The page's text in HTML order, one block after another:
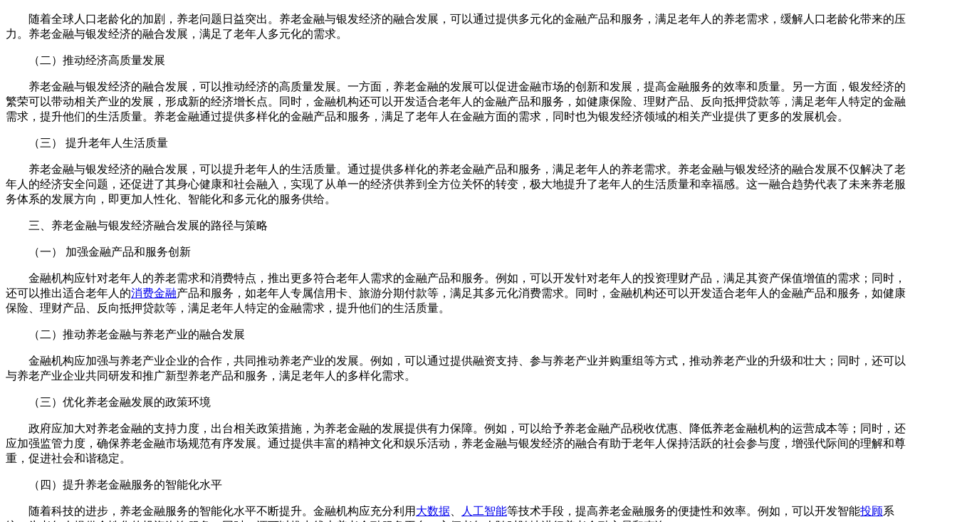
随着全球人口老龄化的加剧，养老问题日益突出。养老金融与银发经济的融合发展，可以通过提供多元化的金融产品和服务，满足老年人的养老需求，缓解人口老龄化带来的压
力。养老金融与银发经济的融合发展，满足了老年人多元化的需求。
（二）推动经济高质量发展
养老金融与银发经济的融合发展，可以推动经济的高质量发展。一方面，养老金融的发展可以促进金融市场的创新和发展，提高金融服务的效率和质量。另一方面，银发经济的
繁荣可以带动相关产业的发展，形成新的经济增长点。同时，金融机构还可以开发适合老年人的金融产品和服务，如健康保险、理财产品、反向抵押贷款等，满足老年人特定的金融
需求，提升他们的生活质量。养老金融通过提供多样化的金融产品和服务，满足了老年人在金融方面的需求，同时也为银发经济领域的相关产业提供了更多的发展机会。
（三） 提升老年人生活质量
养老金融与银发经济的融合发展，可以提升老年人的生活质量。通过提供多样化的养老金融产品和服务，满足老年人的养老需求。养老金融与银发经济的融合发展不仅解决了老
年人的经济安全问题，还促进了其身心健康和社会融入，实现了从单一的经济供养到全方位关怀的转变，极大地提升了老年人的生活质量和幸福感。这一融合趋势代表了未来养老服
务体系的发展方向，即更加人性化、智能化和多元化的服务供给。
三、养老金融与银发经济融合发展的路径与策略
（一） 加强金融产品和服务创新
金融机构应针对老年人的养老需求和消费特点，推出更多符合老年人需求的金融产品和服务。例如，可以开发针对老年人的投资理财产品，满足其资产保值增值的需求；同时，
还可以推出适合老年人的消费金融产品和服务，如老年人专属信用卡、旅游分期付款等，满足其多元化消费需求。同时，金融机构还可以开发适合老年人的金融产品和服务，如健康
保险、理财产品、反向抵押贷款等，满足老年人特定的金融需求，提升他们的生活质量。
（二）推动养老金融与养老产业的融合发展
金融机构应加强与养老产业企业的合作，共同推动养老产业的发展。例如，可以通过提供融资支持、参与养老产业并购重组等方式，推动养老产业的升级和壮大；同时，还可以
与养老产业企业共同研发和推广新型养老产品和服务，满足老年人的多样化需求。
（三）优化养老金融发展的政策环境
政府应加大对养老金融的支持力度，出台相关政策措施，为养老金融的发展提供有力保障。例如，可以给予养老金融产品税收优惠、降低养老金融机构的运营成本等；同时，还
应加强监管力度，确保养老金融市场规范有序发展。通过提供丰富的精神文化和娱乐活动，养老金融与银发经济的融合有助于老年人保持活跃的社会参与度，增强代际间的理解和尊
重，促进社会和谐稳定。
（四）提升养老金融服务的智能化水平
随着科技的进步，养老金融服务的智能化水平不断提升。金融机构应充分利用 大数据 人工智能等技术手段，提高养老金融服务的便捷性和效率。例如，可以开发智能投顾系